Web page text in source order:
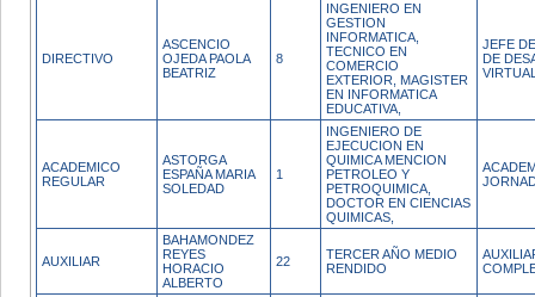
DIRECTIVO
ASCENCIO
OJEDA PAOLA
BEATRIZ
8
INGENIERO EN
GESTION
INFORMATICA,
TECNICO EN
COMERCIO
EXTERIOR, MAGISTER
EN INFORMATICA
EDUCATIVA,
JEFE
DE
ACADEMICO
REGULAR
ASTORGA
ESPAÑA MARIA
SOLEDAD
1
INGENIERO DE
EJECUCION EN
QUIMICA MENCION
PETROLEO Y
PETROQUIMICA,
DOCTOR EN CIENCIAS
QUIMICAS,
AUXILIAR
BAHAMONDEZ
REYES
HORACIO
ALBERTO
22
TERCER AÑO MEDIO
RENDIDO